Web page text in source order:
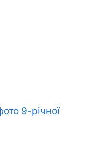
9-річної